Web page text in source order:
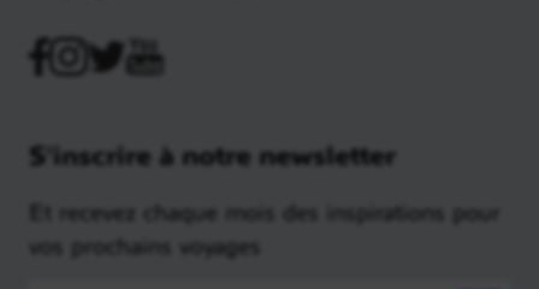
S'inscrire à notre newsletter
Et recevez chaque mois des inspirations pour
vos prochains voyages